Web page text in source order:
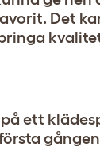
Det
ett